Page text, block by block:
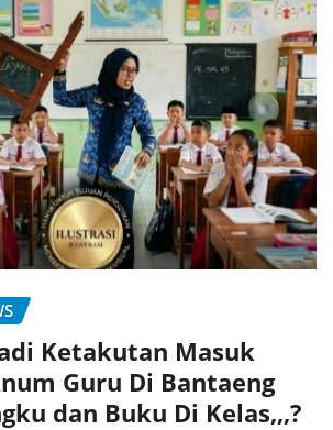
Ketakutan Masuk
Guru Di Bantaeng
dan Buku Di Kelas,,,?